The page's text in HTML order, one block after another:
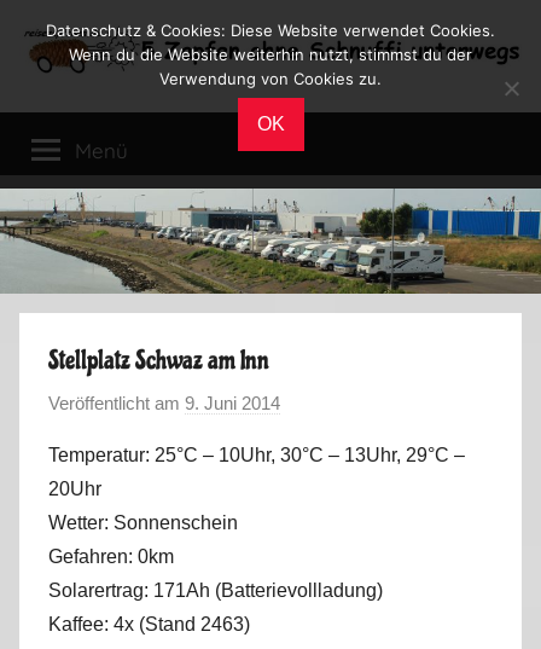
Inhalt
Reiseblog
Leben
im
Wohnmobil
Menü
Stellplatz Schwaz am Inn
Veröffentlicht am 9. Juni 2014
n
k
Temperatur: 25°C – 10Uhr, 30°C – 13Uhr, 29°C –
20Uhr
Wetter: Sonnenschein
Gefahren: 0km
Solarertrag: 171Ah (Batterievollladung)
Kaffee: 4x (Stand 2463)
Datenschutz & Cookies: Diese Website verwendet Cookies.
Wenn du die Website weiterhin nutzt, stimmst du der
Verwendung von Cookies zu.
OK